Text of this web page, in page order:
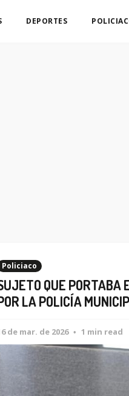
DEPORTES
Policiaco
QUE PORTABA
LA POLICÍA
de mar. de 2026 1 min read